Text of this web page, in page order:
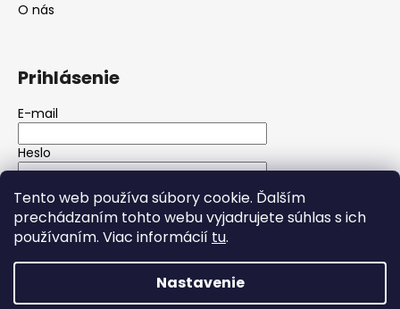
Tento web používa súbory cookie. Ďalším
prechádzaním tohto webu vyjadrujete súhlas s ich
používaním. Viac informácií tu.
Nastavenie
O nás
Prihlásenie
E-mail
Heslo
PRIHLÁSIŤ SA
Nová registráciaZabudnuté heslo